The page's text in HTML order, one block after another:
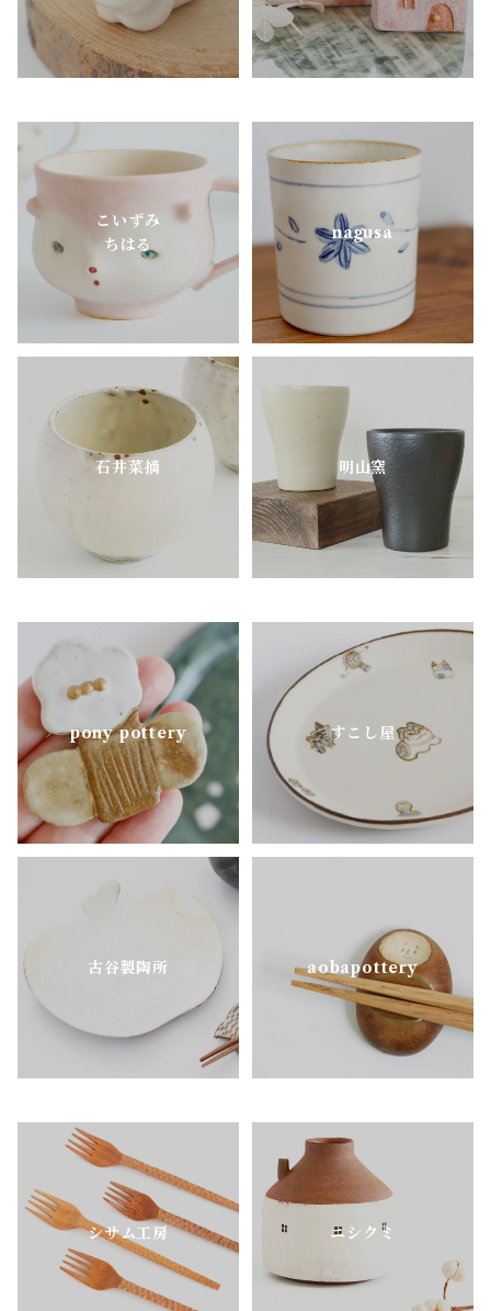
よしざわ窯
aobapottery
CHIHARU TOKUDA
MEISTER HAND
mimi.un_bd
nagusa
OKAMA Studio
pony pottery
こいずみ
ちはる
nagusa
石井菜摘 明山窯
pony pottery すこし屋
古谷製陶所 aobapottery
シサム工房 ニシクミ